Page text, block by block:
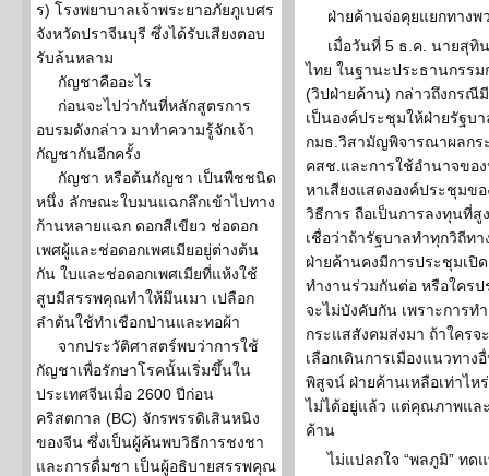
ร) โรงพยาบาลเจ้าพระยาอภัยภูเบศร
จังหวัดปราจีนบุรี ซึ่งได้รับเสียงตอบ
รับล้นหลาม
กัญชาคืออะไร
ก่อนจะไปว่ากันที่หลักสูตรการ
อบรมดังกล่าว มาทำความรู้จักเจ้า
กัญชากันอีกครั้ง
กัญชา หรือต้นกัญชา เป็นพืชชนิด
หนึ่ง ลักษณะใบมนแฉกลึกเข้าไปทาง
ก้านหลายแฉก ดอกสีเขียว ช่อดอก
เพศผู้และช่อดอกเพศเมียอยู่ต่างต้น
กัน ใบและช่อดอกเพศเมียที่แห้งใช้
สูบมีสรรพคุณทำให้มึนเมา เปลือก
ลำต้นใช้ทำเชือกป่านและทอผ้า
จากประวัติศาสตร์พบว่าการใช้
กัญชาเพื่อรักษาโรคนั้นเริ่มขึ้นใน
ประเทศจีนเมื่อ 2600 ปีก่อน
คริสตกาล (BC) จักรพรรดิเสินหนิง
ของจีน ซึ่งเป็นผู้ค้นพบวิธีการชงชา
และการดื่มชา เป็นผู้อธิบายสรรพคุณ
ฝ่ายค้านจ่อคุยแยกทางพ
เมื่อวันที่ 5 ธ.ค. นายสุทิ
ไทย ในฐานะประธานกรร
(วิปฝ่ายค้าน) กล่าวถึงกรณี
เป็นองค์ประชุมให้ฝ่ายรัฐ
กมธ.วิสามัญพิจารณาผลกร
คสช.และการใช้อำนาจขอ
หาเสียงแสดงองค์ประชุมข
วิธีการ ถือเป็นการลงทุนที่สู
เชื่อว่าถ้ารัฐบาลทำทุกวิถีท
ฝ่ายค้านคงมีการประชุมเปิ
ทำงานร่วมกันต่อ หรือใคร
จะไม่บังคับกัน เพราะการท
กระแสสังคมส่งมา ถ้าใครจ
เลือกเดินการเมืองแนวทาง
พิสูจน์ ฝ่ายค้านเหลือเท่าไห
ไม่ได้อยู่แล้ว แต่คุณภาพแล
ค้าน
ไม่แปลกใจ “พลภูมิ” ท